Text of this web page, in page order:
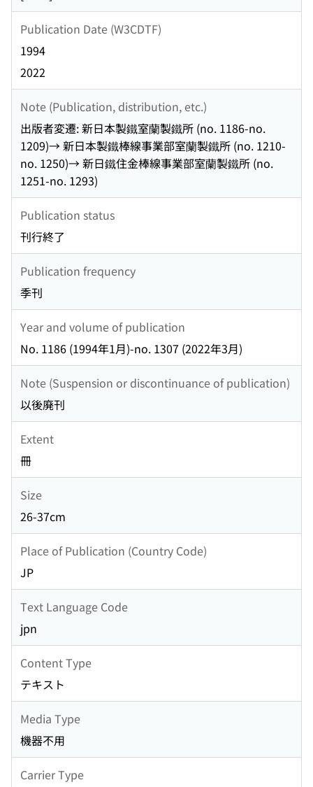
Publication Date (W3CDTF)
1994
2022
Note (Publication, distribution, etc.)
出版者変遷: 新日本製鐵室蘭製鐵所 (no. 1186-no.
1209)→ 新日本製鐵棒線事業部室蘭製鐵所 (no. 1210-
no. 1250)→ 新日鐵住金棒線事業部室蘭製鐵所 (no.
1251-no. 1293)
Publication status
刊行終了
Publication frequency
季刊
Year and volume of publication
No. 1186 (1994年1月)-no. 1307 (2022年3月)
Note (Suspension or discontinuance of publication)
以後廃刊
Extent
冊
Size
26-37cm
Place of Publication (Country Code)
JP
Text Language Code
jpn
Content Type
テキスト
Media Type
機器不用
Carrier Type